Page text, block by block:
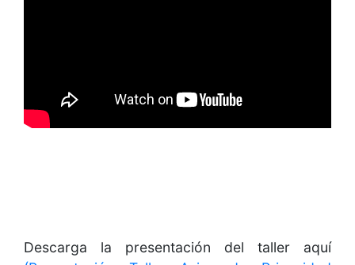
Descarga la presentación del taller aquí